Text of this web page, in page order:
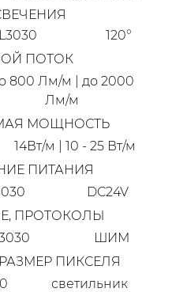
120°
ПОТОК
800 Лм/м | до 2000
Лм/м
МОЩНОСТЬ
14Вт/м | 10 - 25 Вт/м
ПИТАНИЯ
DC24V
ПРОТОКОЛЫ
ШИМ
ПИКСЕЛЯ
светильник